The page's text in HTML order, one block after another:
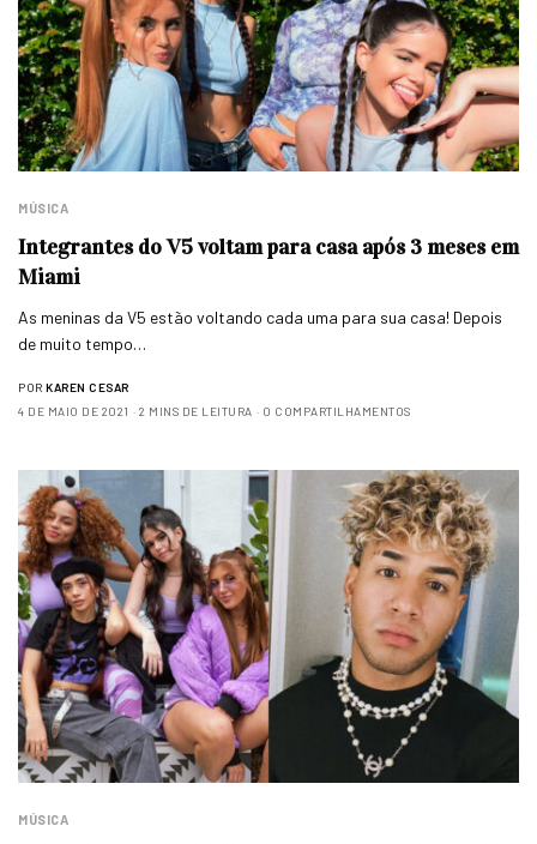
MÚSICA
Integrantes do V5 voltam para casa após 3 meses em
Miami
As meninas da V5 estão voltando cada uma para sua casa! Depois
de muito tempo…
POR KAREN CESAR
4 DE MAIO DE 2021
2 MINS DE LEITURA 0 COMPARTILHAMENTOS
MÚSICA